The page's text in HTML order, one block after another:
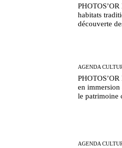
habitats
découverte
AGENDA
en
le patrimoine
AGENDA